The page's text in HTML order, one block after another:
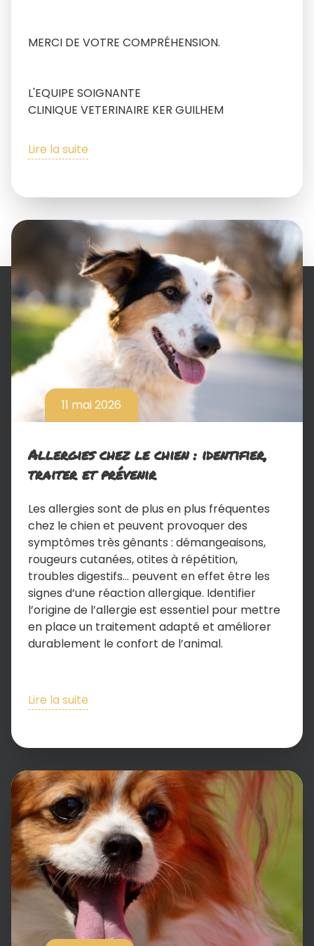
MERCI DE VOTRE COMPRÉHENSION.
L'EQUIPE SOIGNANTE
CLINIQUE VETERINAIRE KER GUILHEM
Lire la suite
11 mai 2026
Allergies chez le chien : identifier,
traiter et prévenir
Les allergies sont de plus en plus fréquentes
chez le chien et peuvent provoquer des
symptômes très gênants : démangeaisons,
rougeurs cutanées, otites à répétition,
troubles digestifs… peuvent en effet être les
signes d’une réaction allergique. Identifier
l’origine de l’allergie est essentiel pour mettre
en place un traitement adapté et améliorer
durablement le confort de l’animal.
Lire la suite